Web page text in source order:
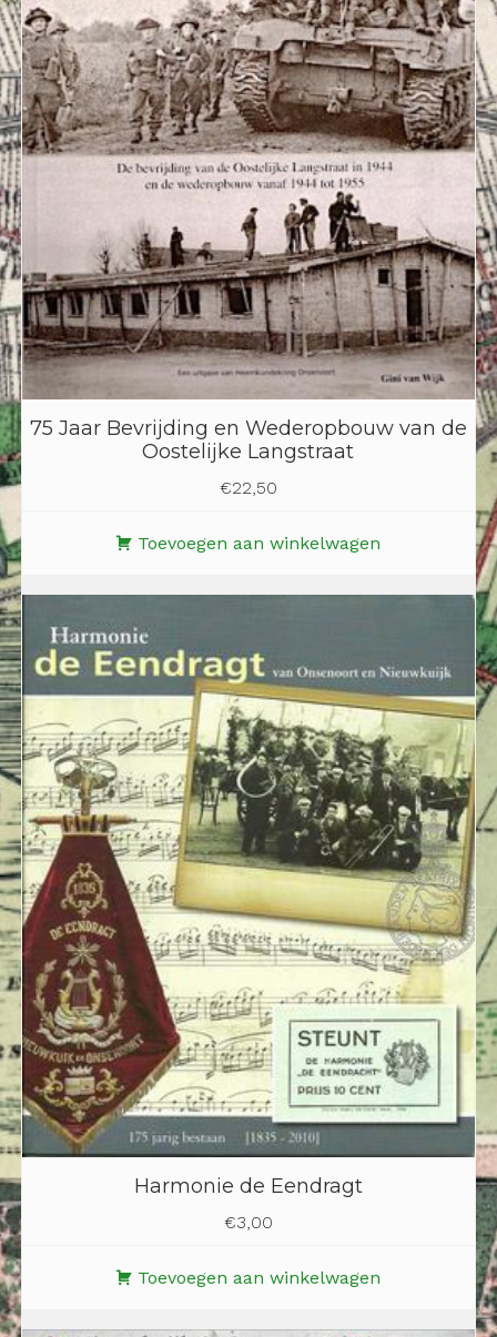
75 Jaar Bevrijding en Wederopbouw van de
Oostelijke Langstraat
€22,50
Toevoegen aan winkelwagen
Harmonie de Eendragt
€3,00
Toevoegen aan winkelwagen